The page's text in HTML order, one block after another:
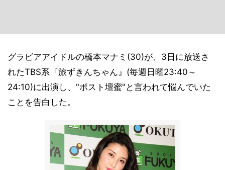
グラビアアイドルの橋本マナミ(30)が、3日に放送さ
れたTBS系『旅ずきんちゃん』(毎週日曜23:40～
24:10)に出演し、"ポスト壇蜜"と言われて悩んでいた
ことを告白した。